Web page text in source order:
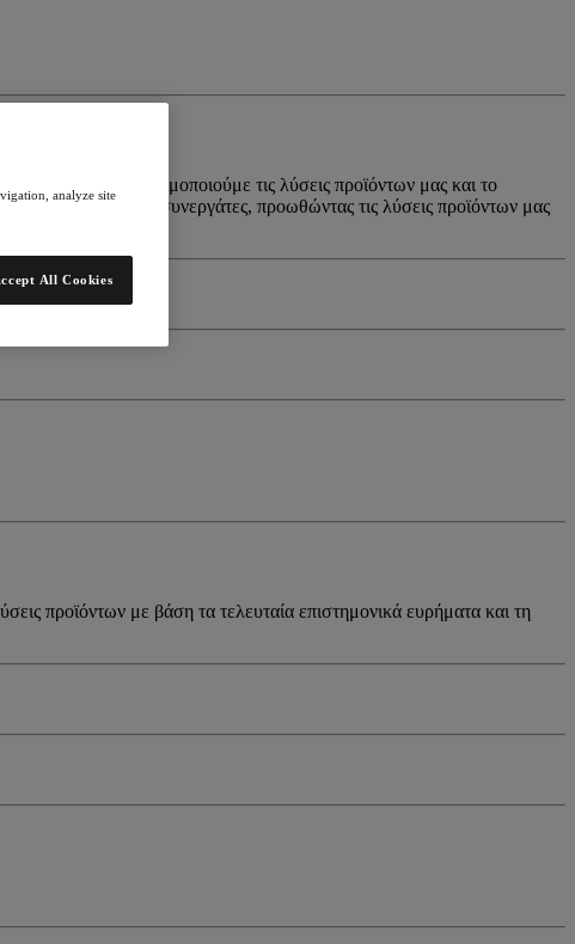
Χρησιμοποιούμε τις λύσεις προϊόντων μας και το
ως ανεξάρτητοι συνεργάτες, προωθώντας τις λύσεις προϊόντων μας
προϊόντων με βάση τα τελευταία επιστημονικά ευρήματα και τη
analyze site
All Cookies